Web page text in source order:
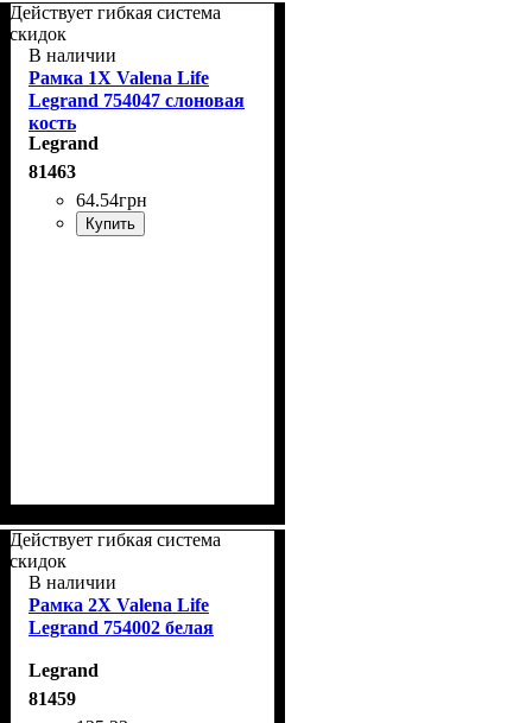
Действует гибкая система
скидок
В наличии
Рамка 1Х Valena Life
Legrand 754047 слоновая
кость
Legrand
81463
64.54грн
Купить
Действует гибкая система
скидок
В наличии
Рамка 2Х Valena Life
Legrand 754002 белая
Legrand
81459